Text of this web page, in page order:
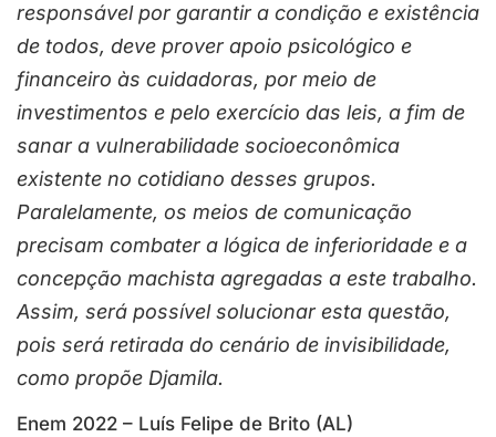
responsável por garantir a condição e existência
de todos, deve prover apoio psicológico e
financeiro às cuidadoras, por meio de
investimentos e pelo exercício das leis, a fim de
sanar a vulnerabilidade socioeconômica
existente no cotidiano desses grupos.
Paralelamente, os meios de comunicação
precisam combater a lógica de inferioridade e a
concepção machista agregadas a este trabalho.
Assim, será possível solucionar esta questão,
pois será retirada do cenário de invisibilidade,
como propõe Djamila.
Enem 2022 – Luís Felipe de Brito (AL)